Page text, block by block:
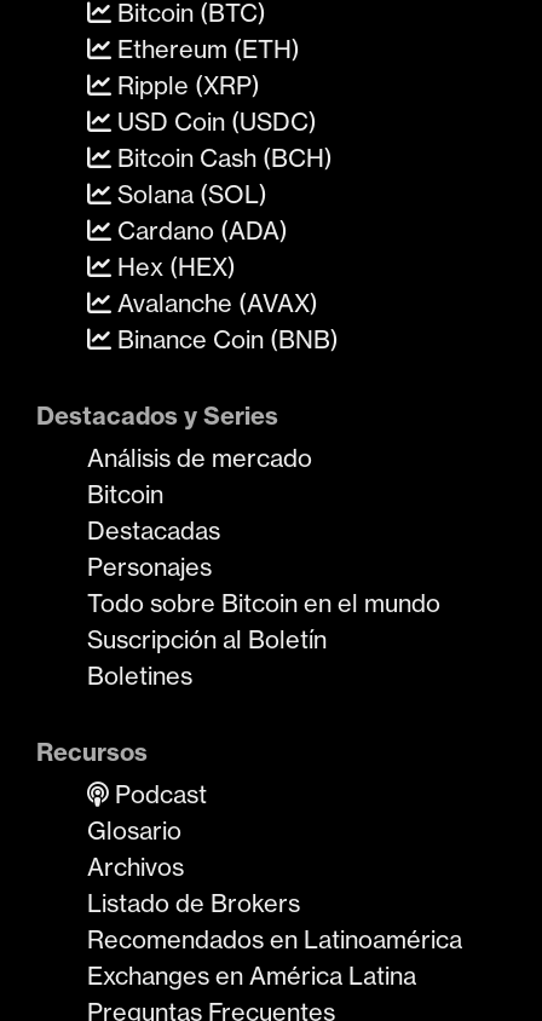
Bitcoin (BTC)
Ethereum (ETH)
Ripple (XRP)
USD Coin (USDC)
Bitcoin Cash (BCH)
Solana (SOL)
Cardano (ADA)
Hex (HEX)
Avalanche (AVAX)
Binance Coin (BNB)
Destacados y Series
Análisis de mercado
Bitcoin
Destacadas
Personajes
Todo sobre Bitcoin en el mundo
Suscripción al Boletín
Boletines
Recursos
Podcast
Glosario
Archivos
Listado de Brokers
Recomendados en Latinoamérica
Exchanges en América Latina
Preguntas Frecuentes